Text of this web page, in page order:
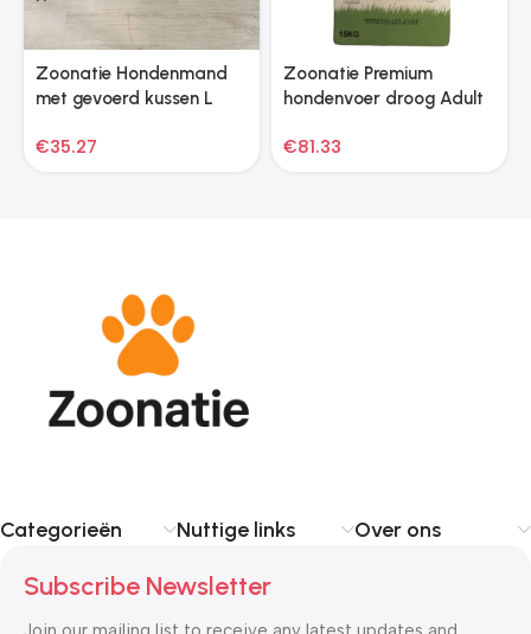
Zoonatie Hondenmand
met gevoerd kussen L
€35.27
Zoonatie Premium
hondenvoer droog Adult
30kg 2 st
€81.33
Categorieën Nuttige links Over ons
Subscribe Newsletter